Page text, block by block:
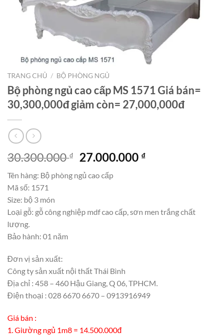
TRANG CHỦ / BỘ PHÒNG NGỦ
Bộ phòng ngủ cao cấp MS 1571 Giá bán=
30,300,000đ giảm còn= 27,000,000đ
30.300.000₫
Giá
gốc
là:
27.000.000 ₫Giá
Tên hàng: Bộ phòng ngủ cao cấp
Mã số: 1571
Size: bộ 3 món
Loại gỗ: gỗ công nghiệp mdf cao cấp, sơn men trắng chất
lượng.
Bảo hành: 01 năm
Đơn vị sản xuất:
Công ty sản xuất nội thất Thái Bình
Địa chỉ : 458 – 460 Hậu Giang, Q 06, TPHCM.
Điện thoại : 028 6670 6670 – 0913916949
Giá bán :
1. Giường ngủ 1m8 = 14.500.000đ